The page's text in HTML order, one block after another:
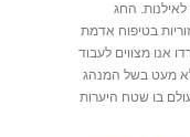
החג
בטיפוח אדמת
אנו מצווים לעבוד
לא מעט בשל המנהג
בו שטח היערות